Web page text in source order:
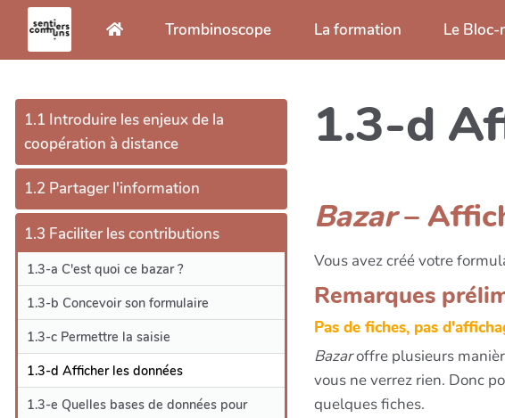
Aller au contenu principalTrombinoscope La formation Le Bloc-
1.1 Introduire les enjeux de la
coopération à distance
1.2 Partager l'information
1.3 Faciliter les contributions
1.3-a C'est quoi ce bazar ?
1.3-b Concevoir son formulaire
1.3-c Permettre la saisie
1.3-d Afficher les données
1.3-e Quelles bases de données pour
1.3-d
Bazar–
Vous avez créé votre
Remarques
Pas de fiches, pas
Bazaroffre plusieurs
vous ne verrez rien. Donc
quelques fiches.